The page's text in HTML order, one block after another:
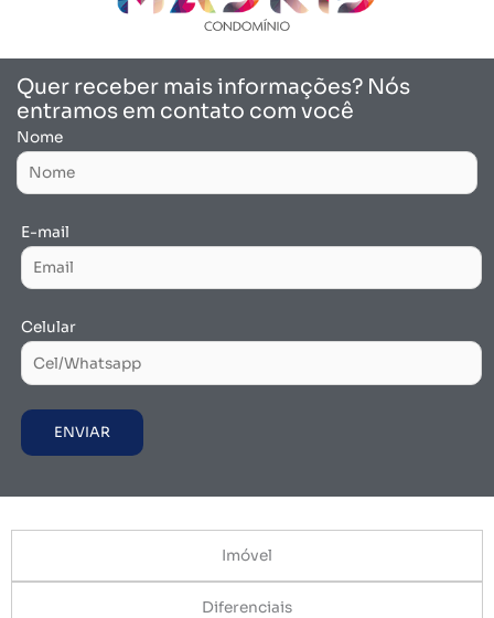
Quer receber mais informações? Nós
entramos em contato com você
Nome
E-mail
Celular
Imóvel
Diferenciais